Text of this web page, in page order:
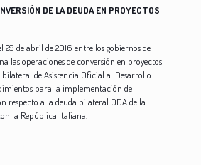
DE LA DEUDA EN PROYECTOS
29 de abril de 2016 entre los gobiernos de
las operaciones de conversión en proyectos
bilateral de Asistencia Oficial al Desarrollo
para la implementación de
respecto a la deuda bilateral ODA de la
la República Italiana.